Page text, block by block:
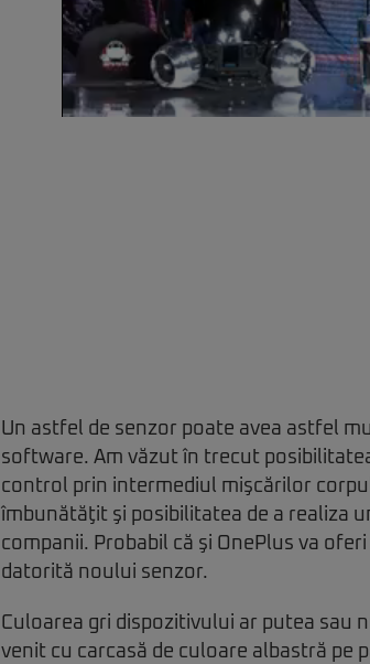
Un astfel de senzor poate avea astfel
software. Am văzut în trecut
control prin intermediul mişcărilor
îmbunătăţit şi posibilitatea de a realiza
companii. Probabil că şi OnePlus va
datorită noului senzor.
Culoarea gri dispozitivului ar putea sau
venit cu carcasă de culoare albastră pe